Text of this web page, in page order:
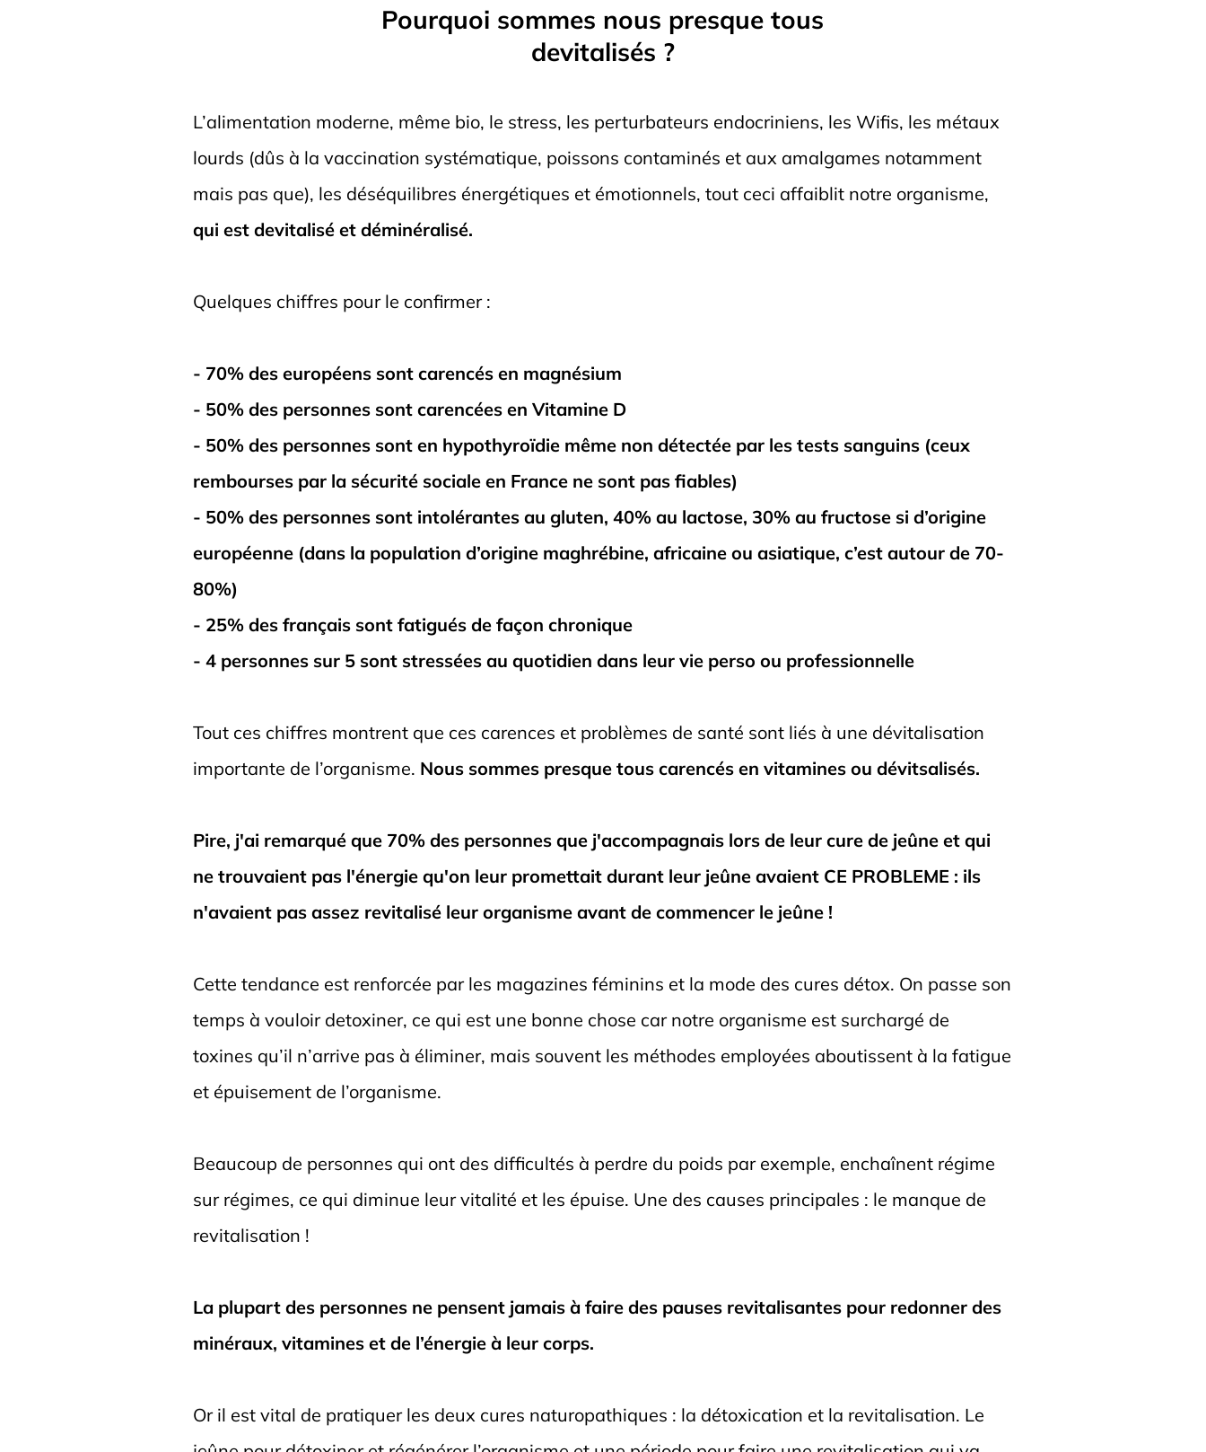
Pourquoi sommes nous presque tous
devitalisés ?
L’alimentation moderne, même bio, le stress, les perturbateurs endocriniens, les Wifis, les métaux
lourds (dûs à la vaccination systématique, poissons contaminés et aux amalgames notamment
mais pas que), les déséquilibres énergétiques et émotionnels, tout ceci affaiblit notre organisme,
qui est devitalisé et déminéralisé.
Quelques chiffres pour le confirmer :
- 70% des européens sont carencés en magnésium
- 50% des personnes sont carencées en Vitamine D
- 50% des personnes sont en hypothyroïdie même non détectée par les tests sanguins (ceux
rembourses par la sécurité sociale en France ne sont pas fiables)
- 50% des personnes sont intolérantes au gluten, 40% au lactose, 30% au fructose si d’origine
européenne (dans la population d’origine maghrébine, africaine ou asiatique, c’est autour de 70-
80%)
- 25% des français sont fatigués de façon chronique
- 4 personnes sur 5 sont stressées au quotidien dans leur vie perso ou professionnelle
Tout ces chiffres montrent que ces carences et problèmes de santé sont liés à une dévitalisation
importante de l’organisme. Nous sommes presque tous carencés en vitamines ou dévitsalisés.
Pire, j'ai remarqué que 70% des personnes que j'accompagnais lors de leur cure de jeûne et qui
ne trouvaient pas l'énergie qu'on leur promettait durant leur jeûne avaient CE PROBLEME : ils
n'avaient pas assez revitalisé leur organisme avant de commencer le jeûne !
Cette tendance est renforcée par les magazines féminins et la mode des cures détox. On passe son
temps à vouloir detoxiner, ce qui est une bonne chose car notre organisme est surchargé de
toxines qu’il n’arrive pas à éliminer, mais souvent les méthodes employées aboutissent à la fatigue
et épuisement de l’organisme.
Beaucoup de personnes qui ont des difficultés à perdre du poids par exemple, enchaînent régime
sur régimes, ce qui diminue leur vitalité et les épuise. Une des causes principales : le manque de
revitalisation !
La plupart des personnes ne pensent jamais à faire des pauses revitalisantes pour redonner des
minéraux, vitamines et de l’énergie à leur corps.
Or il est vital de pratiquer les deux cures naturopathiques : la détoxication et la revitalisation. Le